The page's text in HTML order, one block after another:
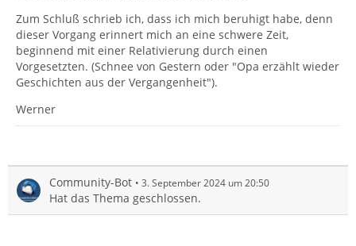
Zum Schluß schrieb ich, dass ich mich beruhigt habe, denn
dieser Vorgang erinnert mich an eine schwere Zeit,
beginnend mit einer Relativierung durch einen
Vorgesetzten. (Schnee von Gestern oder "Opa erzählt wieder
Geschichten aus der Vergangenheit").
Werner
Community-Bot 3. September 2024 um 20:50
Hat das Thema geschlossen.